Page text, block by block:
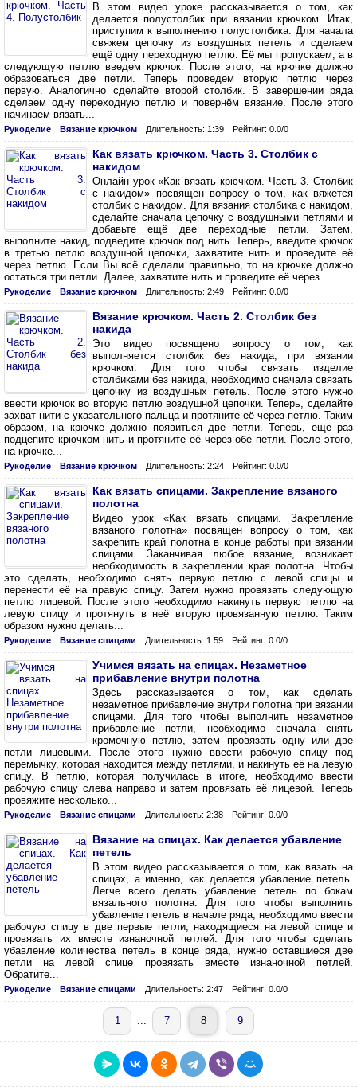
В этом видео уроке рассказывается о том, как
делается полустолбик при вязании крючком. Итак,
приступим к выполнению полустолбика. Для начала
свяжем цепочку из воздушных петель и сделаем
ещё одну переходную петлю. Её мы пропускаем, а в
следующую петлю введем крючок. После этого, на крючке должно
образоваться две петли. Теперь проведем вторую петлю через
первую. Аналогично сделайте второй столбик. В завершении ряда
сделаем одну переходную петлю и повернём вязание. После этого
начинаем вязать...
Рукоделие Вязание крючком Длительность: 1:39 Рейтинг: 0.0/0
Как вязать крючком. Часть 3. Столбик с
накидом
Онлайн урок «Как вязать крючком. Часть 3. Столбик
с накидом» посвящен вопросу о том, как вяжется
столбик с накидом. Для вязания столбика с накидом,
сделайте сначала цепочку с воздушными петлями и
добавьте ещё две переходные петли. Затем,
выполните накид, подведите крючок под нить. Теперь, введите крючок
в третью петлю воздушной цепочки, захватите нить и проведите её
через петлю. Если Вы всё сделали правильно, то на крючке должно
остаться три петли. Далее, захватите нить и проведите её через...
Рукоделие Вязание крючком Длительность: 2:49 Рейтинг: 0.0/0
Вязание крючком. Часть 2. Столбик без
накида
Это видео посвящено вопросу о том, как
выполняется столбик без накида, при вязании
крючком. Для того чтобы связать изделие
столбиками без накида, необходимо сначала связать
цепочку из воздушных петель. После этого нужно
ввести крючок во вторую петлю воздушной цепочки. Теперь, сделайте
захват нити с указательного пальца и протяните её через петлю. Таким
образом, на крючке должно появиться две петли. Теперь, еще раз
подцепите крючком нить и протяните её через обе петли. После этого,
на крючке...
Рукоделие Вязание крючком Длительность: 2:24 Рейтинг: 0.0/0
Как вязать спицами. Закрепление вязаного
полотна
Видео урок «Как вязать спицами. Закрепление
вязаного полотна» посвящен вопросу о том, как
закрепить край полотна в конце работы при вязании
спицами. Заканчивая любое вязание, возникает
необходимость в закреплении края полотна. Чтобы
это сделать, необходимо снять первую петлю с левой спицы и
перенести её на правую спицу. Затем нужно провязать следующую
петлю лицевой. После этого необходимо накинуть первую петлю на
левую спицу и протянуть в неё вторую провязанную петлю. Таким
образом нужно делать...
Рукоделие Вязание спицами Длительность: 1:59 Рейтинг: 0.0/0
Учимся вязать на спицах. Незаметное
прибавление внутри полотна
Здесь рассказывается о том, как сделать
незаметное прибавление внутри полотна при вязании
спицами. Для того чтобы выполнить незаметное
прибавление петли, необходимо сначала снять
кромочную петлю, затем провязать одну или две
петли лицевыми. После этого нужно ввести рабочую спицу под
перемычку, которая находится между петлями, и накинуть её на левую
спицу. В петлю, которая получилась в итоге, необходимо ввести
рабочую спицу слева направо и затем провязать её лицевой. Теперь
провяжите несколько...
Рукоделие Вязание спицами Длительность: 2:38 Рейтинг: 0.0/0
Вязание на спицах. Как делается убавление
петель
В этом видео рассказывается о том, как вязать на
спицах, а именно, как делается убавление петель.
Легче всего делать убавление петель по бокам
вязального полотна. Для того чтобы выполнить
убавление петель в начале ряда, необходимо ввести
рабочую спицу в две первые петли, находящиеся на левой спице и
провязать их вместе изнаночной петлей. Для того чтобы сделать
убавление количества петель в конце ряда, нужно оставшиеся две
петли на левой спице провязать вместе изнаночной петлей.
Обратите...
Рукоделие Вязание спицами Длительность: 2:47 Рейтинг: 0.0/0
1 ... 7 8 9